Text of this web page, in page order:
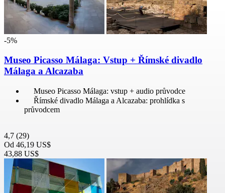
-5%
Museo Picasso Málaga: Vstup + Římské divadlo
Málaga a Alcazaba
Museo Picasso Málaga: vstup + audio průvodce
Římské divadlo Málaga a Alcazaba: prohlídka s
průvodcem
4,7 (29)
Od 46,19 US$
43,88 US$